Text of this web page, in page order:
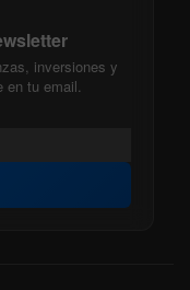
inversiones y
tu email.